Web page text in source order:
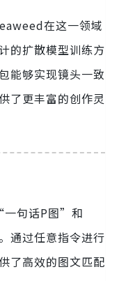
在这一领域
的扩散模型训练方
能够实现镜头一致
了更丰富的创作灵
一句话P图”和
通过任意指令进行
了高效的图文匹配